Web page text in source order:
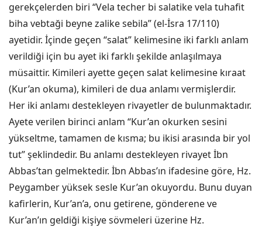
gerekçelerden biri “Vela techer bi salatike vela tuhafit
biha vebtaği beyne zalike sebila” (el-İsra 17/110)
ayetidir. İçinde geçen “salat” kelimesine iki farklı anlam
verildiği için bu ayet iki farklı şekilde anlaşılmaya
müsaittir. Kimileri ayette geçen salat kelimesine kıraat
(Kur’an okuma), kimileri de dua anlamı vermişlerdir.
Her iki anlamı destekleyen rivayetler de bulunmaktadır.
Ayete verilen birinci anlam “Kur’an okurken sesini
yükseltme, tamamen de kısma; bu ikisi arasında bir yol
tut” şeklindedir. Bu anlamı destekleyen rivayet İbn
Abbas’tan gelmektedir. İbn Abbas’ın ifadesine göre, Hz.
Peygamber yüksek sesle Kur’an okuyordu. Bunu duyan
kafirlerin, Kur’an’a, onu getirene, gönderene ve
Kur’an’ın geldiği kişiye sövmeleri üzerine Hz.